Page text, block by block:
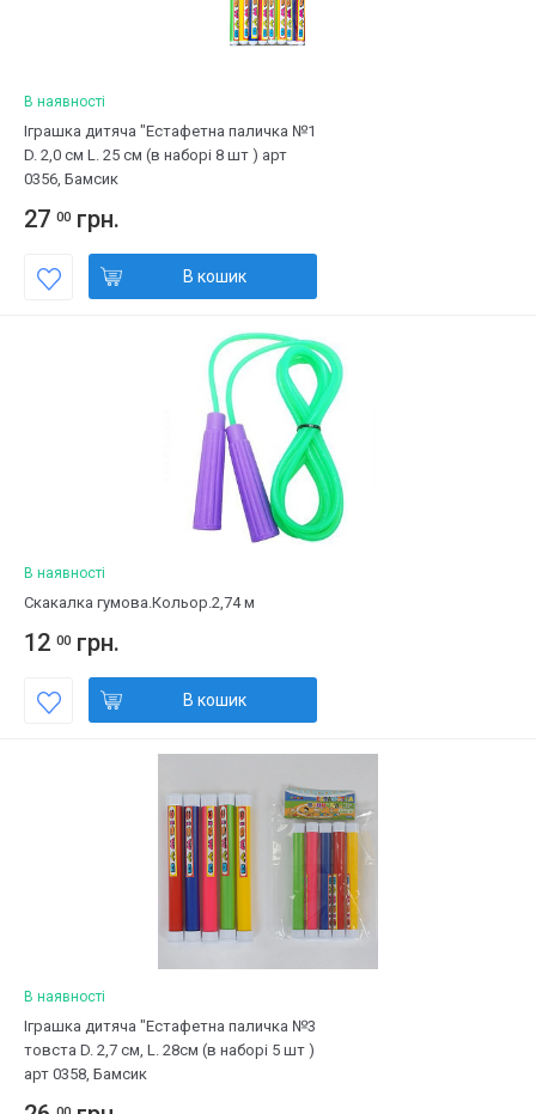
В наявності
Іграшка дитяча "Естафетна паличка №1
D. 2,0 см L. 25 см (в наборі 8 шт ) арт
0356, Бамсик
27 00 грн.
В кошик
В наявності
Скакалка гумова.Кольор.2,74 м
12 00 грн.
В кошик
В наявності
Іграшка дитяча "Естафетна паличка №3
товста D. 2,7 см, L. 28см (в наборі 5 шт )
арт 0358, Бамсик